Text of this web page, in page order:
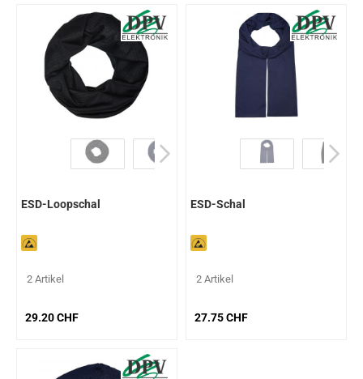
ESD-Loopschal
2 Artikel
29.20 CHF
ESD-Schal
2 Artikel
27.75 CHF